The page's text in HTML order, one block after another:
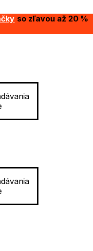
so zľavou až 20 %